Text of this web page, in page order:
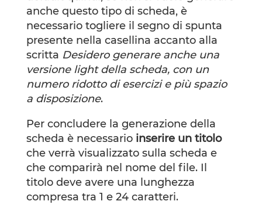
anche questo tipo di scheda, è
necessario togliere il segno di spunta
presente nella casellina accanto alla
scritta Desidero generare anche una
versione light della scheda, con un
numero ridotto di esercizi e più spazio
a disposizione.
Per concludere la generazione della
scheda è necessario inserire un titolo
che verrà visualizzato sulla scheda e
che comparirà nel nome del file. Il
titolo deve avere una lunghezza
compresa tra 1 e 24 caratteri.